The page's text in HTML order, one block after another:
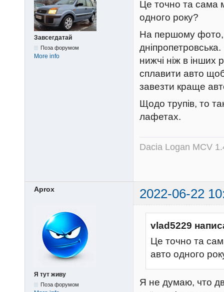
Завсегдатай
Поза форумом
More info
Це точно та сама
одного року?
На першому фото,
нижчі ніж в інших
сплавити авто
завезти краще
Щодо трупів, то
лафетах.
Dacia Logan MCV
Aprox 2022-06-22
Я тут живу
Поза форумом
vlad5229
Це точно та
авто одного
Я не думаю, что